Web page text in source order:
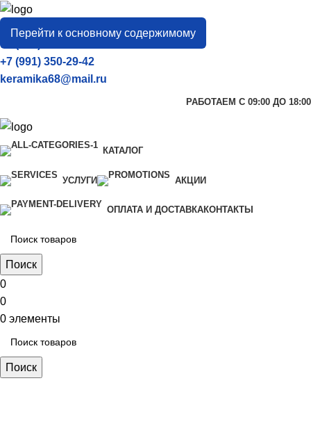
Перейти к основному содержимому
город
Тамбов
+7 (906) 657-33-54
+7 (991) 350-29-42
keramika68@mail.ru
РАБОТАЕМ С 09:00 ДО 18:00
КАТАЛОГ
УСЛУГИ АКЦИИ
ОПЛАТА И ДОСТАВКАКОНТАКТЫ
Поиск
0
0
0 элементы
Поиск